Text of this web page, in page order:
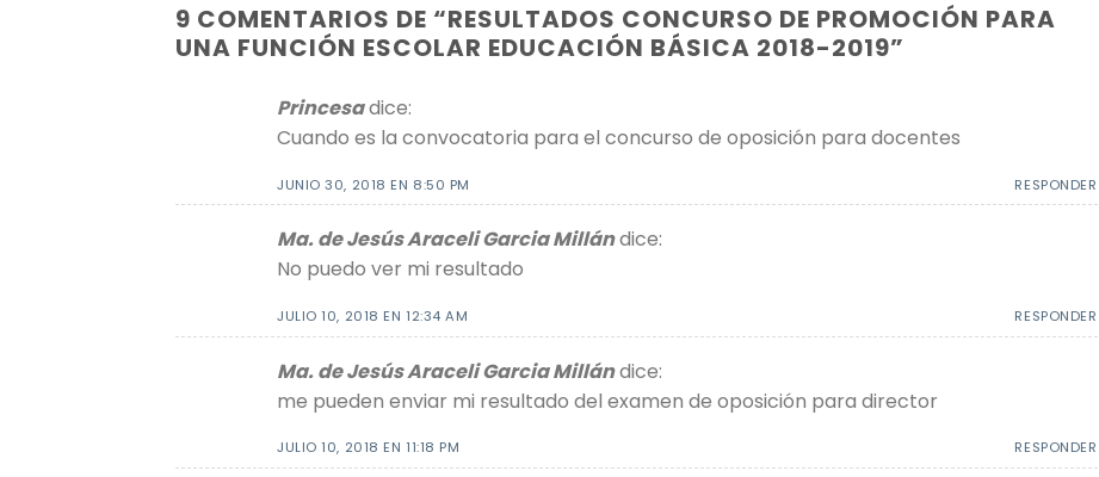
9 COMENTARIOS DE “RESULTADOS CONCURSO DE PROMOCIÓN PARA
UNA FUNCIÓN ESCOLAR EDUCACIÓN BÁSICA 2018-2019”
Princesadice:
Cuando es la convocatoria para el concurso de oposición para docentes
JUNIO 30, 2018 EN 8:50 PM RESPONDER
Ma. de Jesús Araceli Garcia Millándice:
No puedo ver mi resultado
JULIO 10, 2018 EN 12:34 AM RESPONDER
Ma. de Jesús Araceli Garcia Millándice:
me pueden enviar mi resultado del examen de oposición para director
JULIO 10, 2018 EN 11:18 PM RESPONDER